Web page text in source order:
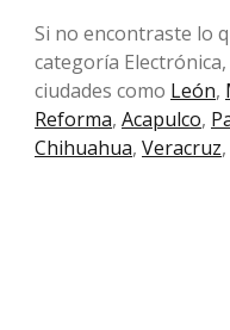
Si no encontraste lo
categoría
ciudades como León,
Reforma, Acapulco,
Chihuahua, Veracruz,